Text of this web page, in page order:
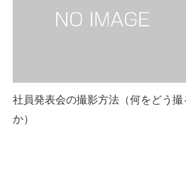
社員発表会の撮影方法（何をどう撮
か）